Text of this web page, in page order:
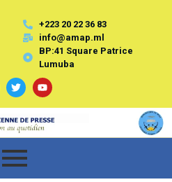
+223 20 22 36 83
info@amap.ml
BP:41 Square Patrice
Lumuba